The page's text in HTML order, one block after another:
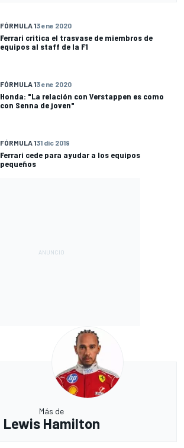
FÓRMULA 13 ene 2020
Ferrari critica el trasvase de miembros de
equipos al staff de la F1
FÓRMULA 13 ene 2020
Honda: "La relación con Verstappen es como
con Senna de joven"
FÓRMULA 131 dic 2019
Ferrari cede para ayudar a los equipos
pequeños
Más de
Lewis Hamilton